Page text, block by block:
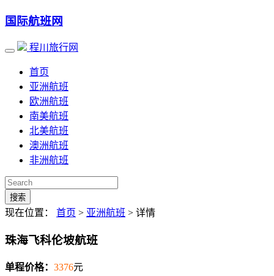
国际航班网
程川旅行网
首页
亚洲航班
欧洲航班
南美航班
北美航班
澳洲航班
非洲航班
搜索
现在位置： 首页 > 亚洲航班 > 详情
珠海飞科伦坡航班
单程价格： 3376元